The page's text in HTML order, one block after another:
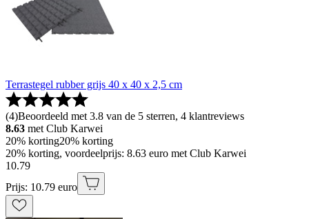
Terrastegel rubber grijs 40 x 40 x 2,5 cm
(4)Beoordeeld met 3.8 van de 5 sterren, 4 klantreviews
8.63 met Club Karwei
20% korting20% korting
20% korting, voordeelprijs: 8.63 euro met Club Karwei
10.79
Prijs: 10.79 euro